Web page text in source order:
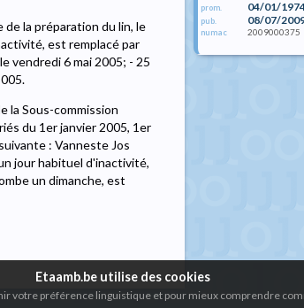
la préparation du lin, le
est remplacé par
vendredi 6 mai 2005; - 25
la Sous-commission
du 1er janvier 2005, 1er
: Vanneste Jos
jour habituel d'inactivité,
un dimanche, est
prom. 04/01/
pub. 08/07/
numac 2009000375
Etaamb.be utilise des cookies
votre préférence linguistique et pour mieux comprendre